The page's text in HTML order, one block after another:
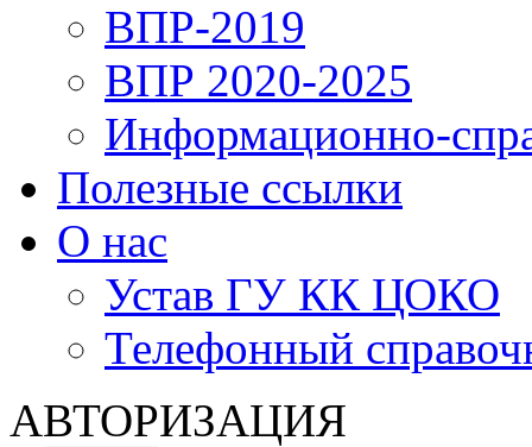
ВПР-2019
ВПР 2020-2025
Информационно-
Полезные ссылки
О нас
Устав ГУ КК ЦОКО
Телефонный
АВТОРИЗАЦИЯ